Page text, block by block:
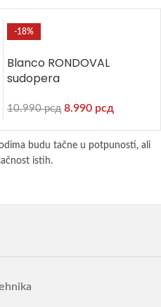
-18%
Blanco RONDOVAL
sudopera
10.990рсд 8.990 рсд
budu tačne u potpunosti, ali
istih.